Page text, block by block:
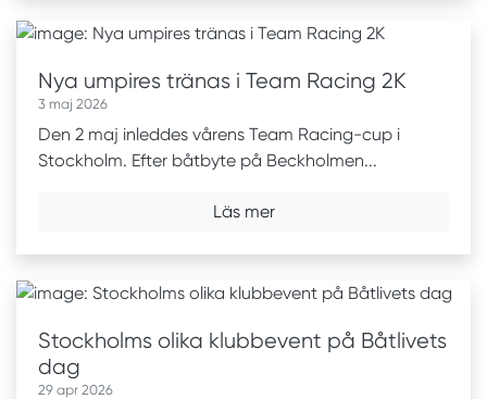
Nya umpires tränas i Team Racing 2K
3 maj 2026
Den 2 maj inleddes vårens Team Racing-cup i
Stockholm. Efter båtbyte på Beckholmen...
Läs mer
Stockholms olika klubbevent på Båtlivets
dag
29 apr 2026